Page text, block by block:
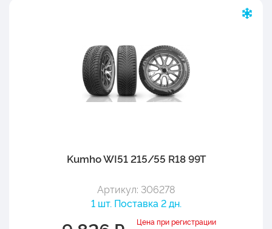
Kumho WI51 215/55 R18 99T
Артикул: 306278
1 шт. Поставка 2 дн.
Цена при регистрации